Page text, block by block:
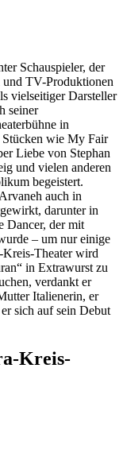
Schauspieler, der
und TV-Produktionen
vielseitiger Darsteller
seiner
in
Stücken wie My Fair
Liebe von Stephan
und vielen anderen
begeistert.
auch in
darunter in
Dancer, der mit
– um nur einige
Kreis-Theater wird
in Extrawurst zu
verdankt er
Italienerin, er
sich auf sein Debut
Kreis-